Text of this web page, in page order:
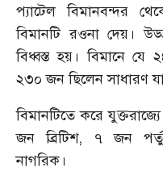
প্যাটেল বিমানবন্দর
বিমানটি রওনা দেয়।
বিধ্বস্ত হয়। বিমানে
২৩০ জন ছিলেন সাধারণ
বিমানটিতে করে
জন ব্রিটিশ, ৭ জন
নাগরিক।